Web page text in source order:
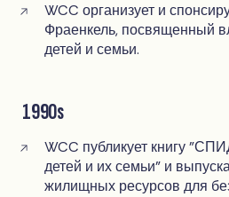
WCC организует и
Фраенкель, посвященный
детей и семьи.
1990s
WCC публикует книгу
детей и их семьи" и
жилищных ресурсов для